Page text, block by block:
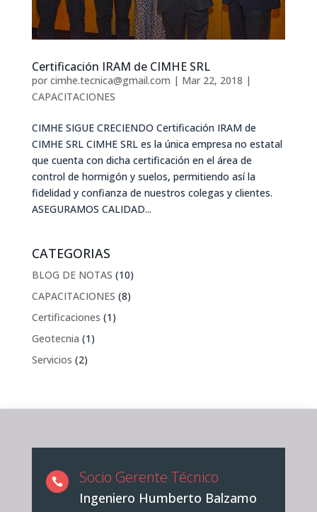
Certificación IRAM de CIMHE SRL
por cimhe.tecnica@gmail.com | Mar 22, 2018 |
CAPACITACIONES
CIMHE SIGUE CRECIENDO Certificación IRAM de
CIMHE SRL CIMHE SRL es la única empresa no estatal
que cuenta con dicha certificación en el área de
control de hormigón y suelos, permitiendo así la
fidelidad y confianza de nuestros colegas y clientes.
ASEGURAMOS CALIDAD...
CATEGORIAS
BLOG DE NOTAS (10)
CAPACITACIONES (8)
Certificaciones (1)
Geotecnia (1)
Servicios (2)
 Socio Gerente Técnico
Ingeniero Humberto Balzamo